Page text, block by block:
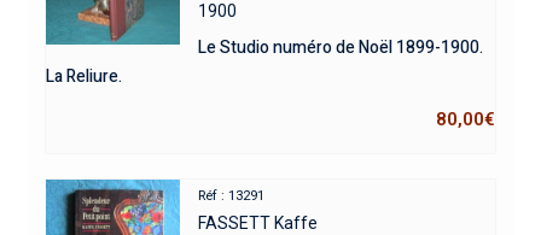
1900
Le Studio numéro de Noël 1899-1900.
La Reliure.
80,00€
Réf : 13291
FASSETT Kaffe